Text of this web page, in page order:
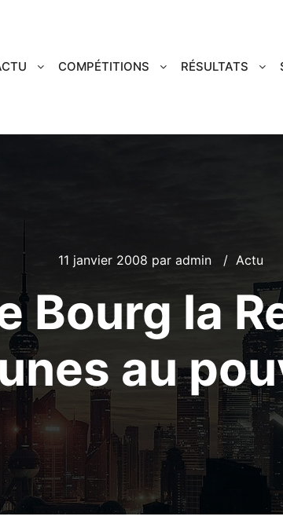
COMPÉTITIONS RÉSULTATS
11 janvier 2008 par admin Actu
Bourg la
au